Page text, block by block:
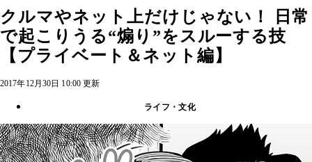
クルマやネット上だけじゃない！ 日常
で起こりうる“煽り”をスルーする技
【プライベート＆ネット編】
2017年12月30日 10:00 更新
ライフ・文化